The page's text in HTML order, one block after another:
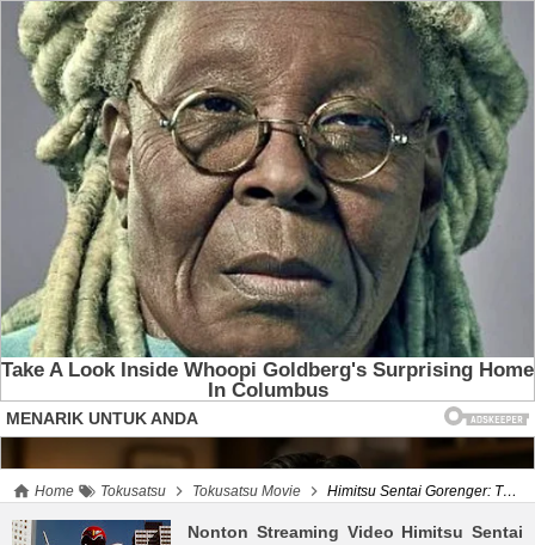
Home Tokusatsu Tokusatsu Movie Himitsu Sentai Gorenger: The Bomb Hurricane (Subtitle Indonesia)
Nonton Streaming Video Himitsu Sentai